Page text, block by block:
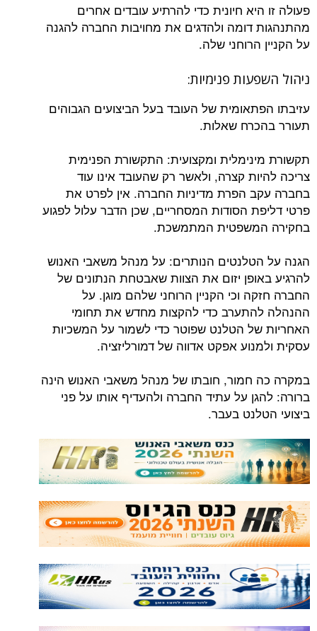
פעולה זו היא חיונית כדי להרתיע עובדים אחרים
מהתנהגות דומה ולהדגים את מחויבות החברה להגנה
על הקניין הרוחני שלה.
ניהול השפעות פנימיות:
עזיבתו הפתאומית של העובד בעל הביצועים הגבוהים
תעורר בהכרח שאלות.
תקשורת מינימלית ומקצועית: התקשורת הפנימית
צריכה להיות קצרה, ולאשר רק שהעובד אינו עוד
בחברה עקב הפרת מדיניות החברה. אין לפרט את
פרטי דליפת הסודות המסחריים, שכן הדבר עלול לפגוע
בחקירה המשפטית המתמשכת.
הגנה על הטלנטים הנותרים: על מנהל משאבי האנוש
להרגיע באופן יזום את הצוות שאבטחת הנתונים של
החברה חזקה וכי הקניין הרוחני שלהם מוגן. על
ההנהלה להתערב כדי להקצות מחדש את תחומי
האחריות של הטלנט שפוטר כדי לשמור על המשכיות
עסקית ולמנוע אפקט אדווה של דמורליזציה.
במקרה כה חמור, חובתו של מנהל משאבי האנוש הינה
ברורה: להגן על עתיד החברה ולהעדיף אותו על פני
ביצועי הטלנט בעבר.